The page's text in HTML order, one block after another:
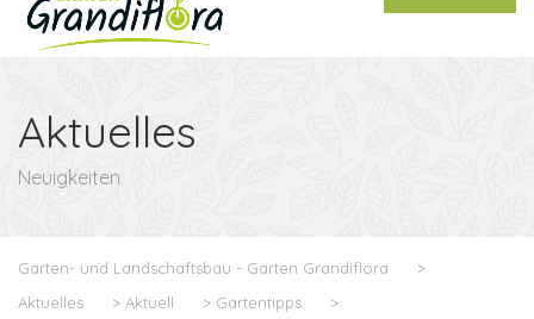
Aktuelles
Neuigkeiten
Garten- und Landschaftsbau - Garten Grandiflora
>
Aktuelles
> Aktuell > Gartentipps
>